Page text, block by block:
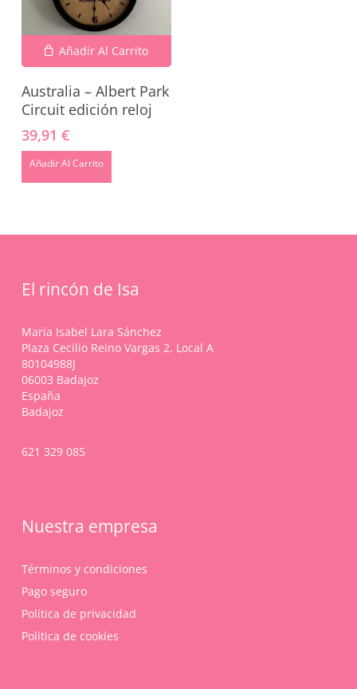
No hay productos en el carrito.
Añadir Al Carrito
Australia – Albert Park
Circuit edición reloj
39,91 €
Añadir Al Carrito
El rincón de Isa
María Isabel Lara Sánchez
Plaza Cecilio Reino Vargas 2. Local A
80104988J
06003 Badajoz
España
Badajoz
621 329 085
Nuestra empresa
Términos y condiciones
Pago seguro
Política de privacidad
Política de cookies